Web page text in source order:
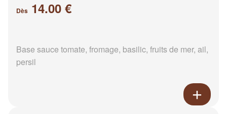
Dès 14.00 €
Base sauce tomate, fromage, basilic, fruits de mer, ail,
persil